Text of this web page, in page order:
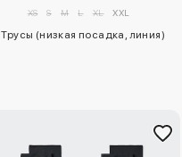
XS S M L XL XXL
Трусы (низкая посадка, линия)